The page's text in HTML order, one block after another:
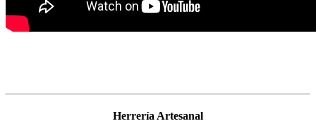
Herrería Artesanal